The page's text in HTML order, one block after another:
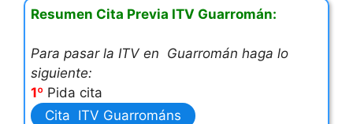
Resumen Cita Previa ITV Guarromán:
Para pasar la ITV en Guarromán haga lo
siguiente:
1º Pida cita
Cita ITV Guarrománs